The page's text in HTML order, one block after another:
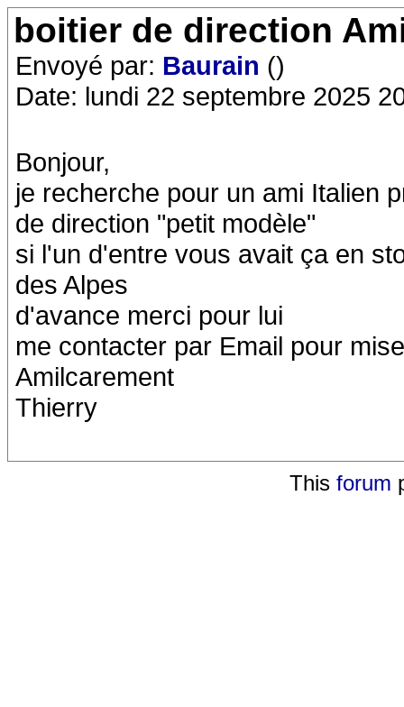
boitier de direction
Envoyé par: Baurain ()
Date: lundi 22 septembre 2025
Bonjour,
je recherche pour un ami Italien
de direction "petit modèle"
si l'un d'entre vous avait ça en
des Alpes
d'avance merci pour lui
me contacter par Email pour
Amilcarement
Thierry
This forum